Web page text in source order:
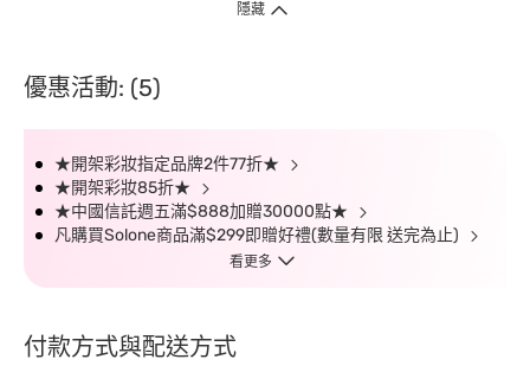
隱藏
優惠活動: (5)
★開架彩妝指定品牌2件77折★
★開架彩妝85折★
★中國信託週五滿$888加贈30000點★
凡購買Solone商品滿$299即贈好禮(數量有限 送完為止)
看更多
付款方式與配送方式